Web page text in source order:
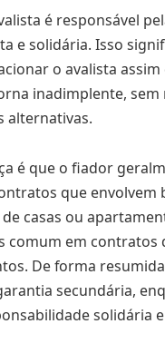
é responsável
e solidária. Isso
o avalista
inadimplente, sem
alternativas.
é que o fiador
que envolvem
casas ou
comum em contratos
De forma
secundária,
solidária